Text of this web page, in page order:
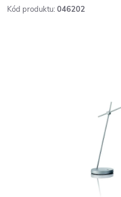
Kód produktu: 046202